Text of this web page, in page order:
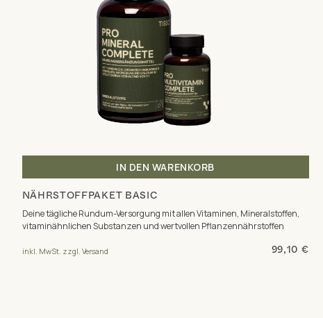
IN DEN WARENKORB
NÄHRSTOFFPAKET BASIC
Deine tägliche Rundum-Versorgung mit allen Vitaminen, Mineralstoffen,
vitaminähnlichen Substanzen und wertvollen Pflanzennährstoffen
inkl. MwSt. zzgl. Versand 99,10 €